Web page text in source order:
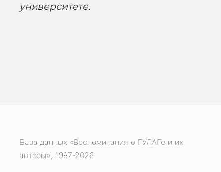
университете.
База данных «Воспоминания о ГУЛАГе и их
авторы», 1997-2026